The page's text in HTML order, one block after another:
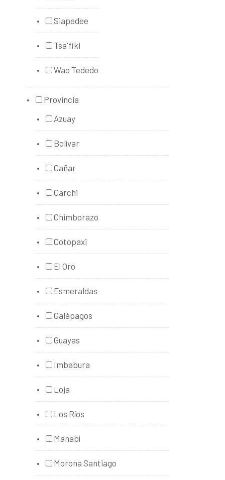
Siapedee
Tsa'fiki
Wao Tededo
Provincia
Azuay
Bolívar
Cañar
Carchi
Chimborazo
Cotopaxi
El Oro
Esmeraldas
Galápagos
Guayas
Imbabura
Loja
Los Ríos
Manabí
Morona Santiago